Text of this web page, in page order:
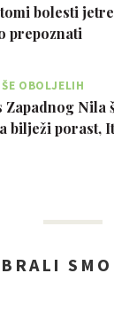
bolesti
prepoznati
OBOLJELIH
Zapadnog Nila
bilježi porast,